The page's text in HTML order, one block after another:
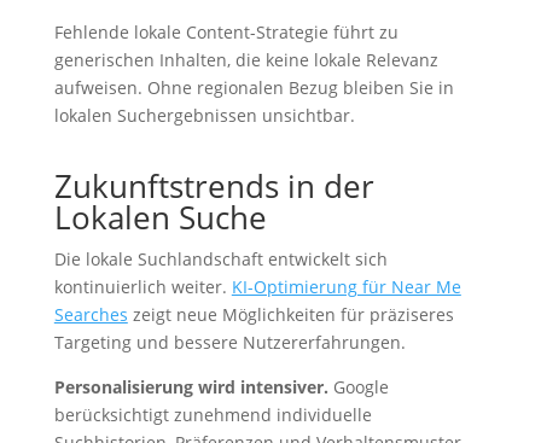
Fehlende lokale Content-Strategie führt zu
generischen Inhalten, die keine lokale Relevanz
aufweisen. Ohne regionalen Bezug bleiben Sie in
lokalen Suchergebnissen unsichtbar.
Zukunftstrends in der
Lokalen Suche
Die lokale Suchlandschaft entwickelt sich
kontinuierlich weiter. KI-Optimierung für Near Me
Searches zeigt neue Möglichkeiten für präziseres
Targeting und bessere Nutzererfahrungen.
Personalisierung wird intensiver. Google
berücksichtigt zunehmend individuelle